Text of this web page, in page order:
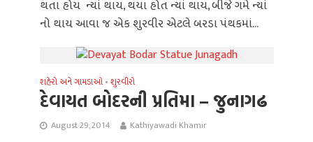
થતા હોય ન્યાં થાય, થયા હોત ન્યાં થાય, બીજે ગમે ન્યાં
નો થાય આવા જ એક શુરવીર એટલે બરડા પંથકમાં...
શહેરો અને ગામડાઓ • શુરવીરો
દેવાયત બોદરની પ્રતિમા – જુનાગઢ
August 29, 2014 Kathiyawadi Khamir